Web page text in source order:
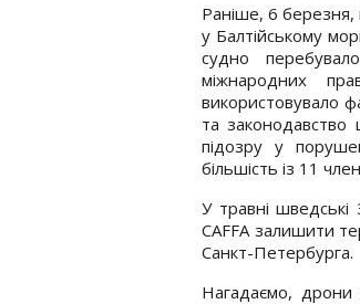
Раніше, 6 березня,
у Балтійському
судно
міжнародних
використовувало
та законодавство
підозру у
більшість із 11
У травні
CAFFA залишити
Санкт-Петербурга.
Нагадаємо,